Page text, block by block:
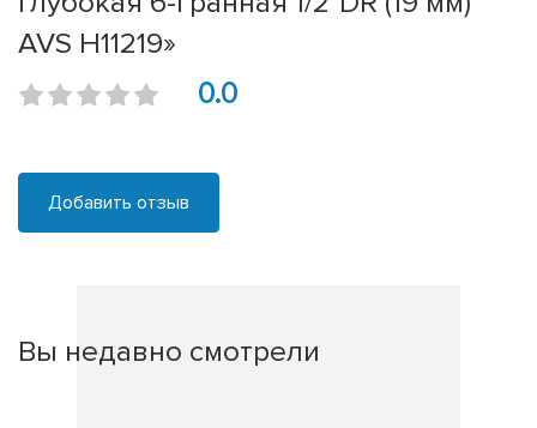
AVS H11219»
0.0
Добавить отзыв
Вы недавно смотрели